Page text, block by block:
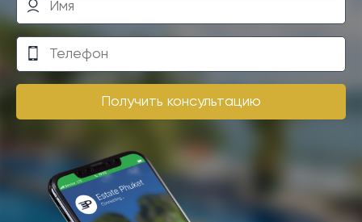
Получить консультацию